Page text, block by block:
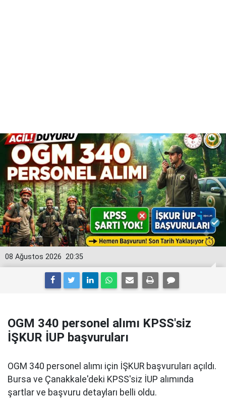
20:35
08 Ağustos 2026
OGM 340 personel alımı KPSS'siz
İŞKUR İUP başvuruları
OGM 340 personel alımı için İŞKUR başvuruları açıldı.
Bursa ve Çanakkale'deki KPSS'siz İUP alımında
şartlar ve başvuru detayları belli oldu.